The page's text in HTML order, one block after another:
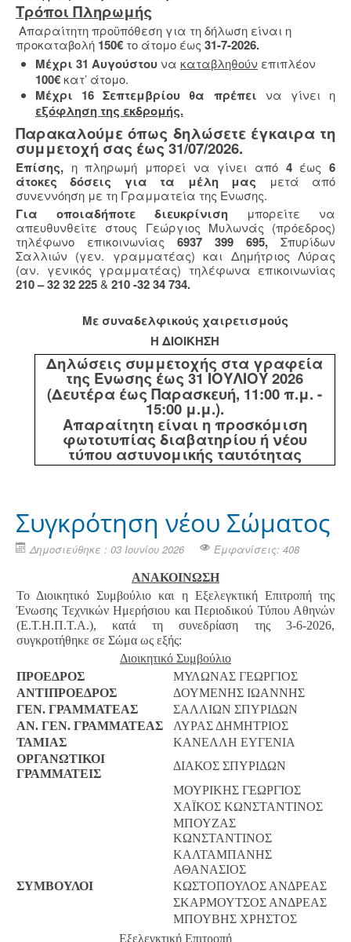
Τρόποι Πληρωμής
Απαραίτητη προϋπόθεση για τη δήλωση είναι η
προκαταβολή 150€ το άτομο έως 31-7-2026.
Μέχρι 31 Αυγούστουνα καταβληθούν επιπλέον
100€κατ’ άτομο.
Μέχρι 16 Σεπτεμβρίου θα πρέπει να γίνει η
εξόφληση της εκδρομής.
Παρακαλούμε όπως δηλώσετε έγκαιρα τη
συμμετοχή σας έως 31/07/2026.
Επίσης, η πληρωμή μπορεί να γίνει από 4 έως6
άτοκες δόσεις για τα μέλη μας
μετά από
συνεννόηση με τη Γραμματεία της Ενωσης.
Για οποιαδήποτε διευκρίνιση
μπορείτε να
απευθυνθείτε στους Γεώργιος Μυλωνάς (πρόεδρος)
τηλέφωνο επικοινωνίας 6937 399 695, Σπυρίδων
Σαλλιών (γεν. γραμματέας) και Δημήτριος Λύρας
(αν. γενικός γραμματέας) τηλέφωνα επικοινωνίας
210 – 32 32 225& 210 -32 34 734.
Με συναδελφικούς χαιρετισμούς
Η ΔΙΟΙΚΗΣΗ
Δηλώσεις συμμετοχής στα γραφεία
της Ένωσης έως 31 ΙΟΥΛΙΟΥ 2026
(Δευτέρα έως Παρασκευή, 11:00 π.μ. -
15:00 μ.μ.).
Απαραίτητη είναι η προσκόμιση
φωτοτυπίας διαβατηρίου ή νέου
τύπου αστυνομικής ταυτότητας
Συγκρότηση νέου Σώματος
Δημοσιεύθηκε : 03 Ιουνίου 2026 Εμφανίσεις: 408
ΑΝΑΚΟΙΝΩΣΗ
Το Διοικητικό Συμβούλιο και η Εξελεγκτική Επιτροπή της
Ένωσης Τεχνικών Ημερήσιου και Περιοδικού Τύπου Αθηνών
(Ε.Τ.Η.Π.Τ.Α.), κατά τη συνεδρίαση της 3-6-2026,
συγκροτήθηκε σε Σώμα ως εξής:
Διοικητικό Συμβούλιο
ΠΡΟΕΔΡΟΣ
ΜΥΛΩΝΑΣ ΓΕΩΡΓΙΟΣ
ΑΝΤΙΠΡΟΕΔΡΟΣ
ΔΟΥΜΕΝΗΣ ΙΩΑΝΝΗΣ
ΓΕΝ. ΓΡΑΜΜΑΤΕΑΣ
ΣΑΛΛΙΩΝ ΣΠΥΡΙΔΩΝ
ΑΝ. ΓΕΝ. ΓΡΑΜΜΑΤΕΑΣ
ΛΥΡΑΣ ΔΗΜΗΤΡΙΟΣ
ΤΑΜΙΑΣ
ΚΑΝΕΛΛΗ ΕΥΓΕΝΙΑ
ΟΡΓΑΝΩΤΙΚΟΙ
ΓΡΑΜΜΑΤΕΙΣ
ΔΙΑΚΟΣ ΣΠΥΡΙΔΩΝ
ΜΟΥΡΙΚΗΣ ΓΕΩΡΓΙΟΣ
ΧΑΪΚΟΣ ΚΩΝΣΤΑΝΤΙΝΟΣ
ΜΠΟΥΖΑΣ
ΚΩΝΣΤΑΝΤΙΝΟΣ
ΚΑΛΤΑΜΠΑΝΗΣ
ΑΘΑΝΑΣΙΟΣ
ΣΥΜΒΟΥΛΟΙ
ΚΩΣΤΟΠΟΥΛΟΣ ΑΝΔΡΕΑΣ
ΣΚΑΡΜΟΥΤΣΟΣ ΑΝΔΡΕΑΣ
ΜΠΟΥΒΗΣ ΧΡΗΣΤΟΣ
Εξελεγκτική Επιτροπή